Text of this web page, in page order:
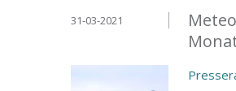
31-03-2021